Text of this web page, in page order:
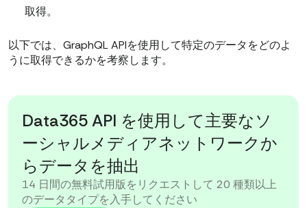
取得。
以下では、GraphQL APIを使用して特定のデータをどのよ
うに取得できるかを考察します。
Data365 API を使用して主要なソ
ーシャルメディアネットワークか
らデータを抽出
14 日間の無料試用版をリクエストして 20 種類以上
のデータタイプを入手してください